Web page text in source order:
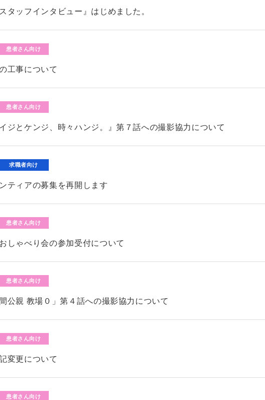
タッフインタビュー』はじめました。
患者さん向け
工事について
患者さん向け
ジとケンジ、時々ハンジ。』第７話への撮影協力について
求職者向け
ティアの募集を再開します
患者さん向け
しゃべり会の参加受付について
患者さん向け
公親 教場０」第４話への撮影協力について
患者さん向け
変更について
患者さん向け